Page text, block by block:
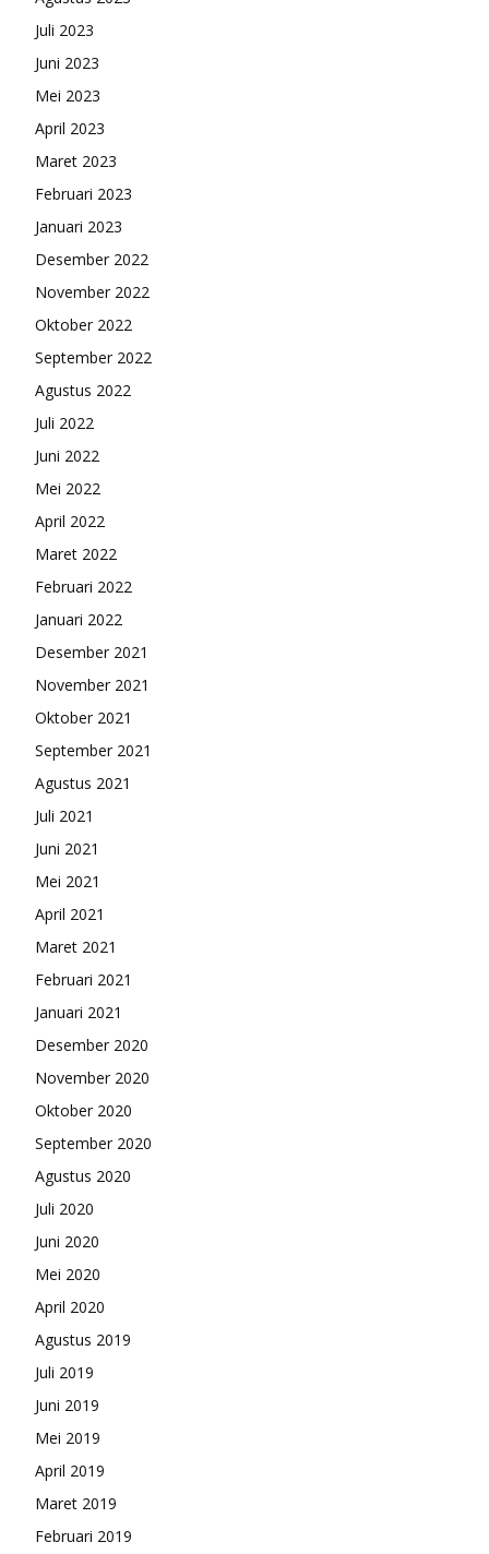
Juli 2023
Juni 2023
Mei 2023
April 2023
Maret 2023
Februari 2023
Januari 2023
Desember 2022
November 2022
Oktober 2022
September 2022
Agustus 2022
Juli 2022
Juni 2022
Mei 2022
April 2022
Maret 2022
Februari 2022
Januari 2022
Desember 2021
November 2021
Oktober 2021
September 2021
Agustus 2021
Juli 2021
Juni 2021
Mei 2021
April 2021
Maret 2021
Februari 2021
Januari 2021
Desember 2020
November 2020
Oktober 2020
September 2020
Agustus 2020
Juli 2020
Juni 2020
Mei 2020
April 2020
Agustus 2019
Juli 2019
Juni 2019
Mei 2019
April 2019
Maret 2019
Februari 2019